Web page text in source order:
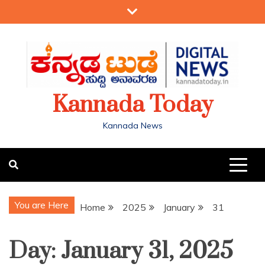
Kannada Today
Kannada News
You are Here Home 2025 January 31
Day: January 31, 2025